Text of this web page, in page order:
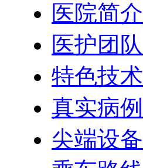
医院简介
医护团队
特色技术
真实病例
尖端设备